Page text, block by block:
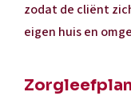
zodat de cliënt
eigen huis en